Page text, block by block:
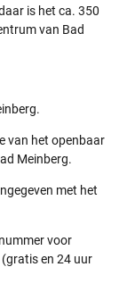
is het ca. 350
van Bad
van het openbaar
Meinberg.
met het
voor
(gratis en 24 uur